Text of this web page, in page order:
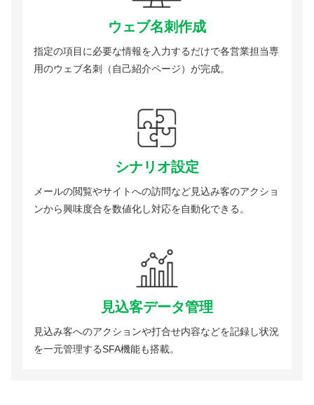
ウェブ名刺作成
指定の項目に必要な情報を入力するだけで各営業担当専
用のウェブ名刺（自己紹介ページ）が完成。
シナリオ設定
メールの閲覧やサイトへの訪問など見込み客のアクショ
ンから興味度合を数値化し対応を自動化できる。
見込客データ管理
見込み客へのアクションや打合せ内容などを記録し状況
を一元管理するSFA機能も搭載。